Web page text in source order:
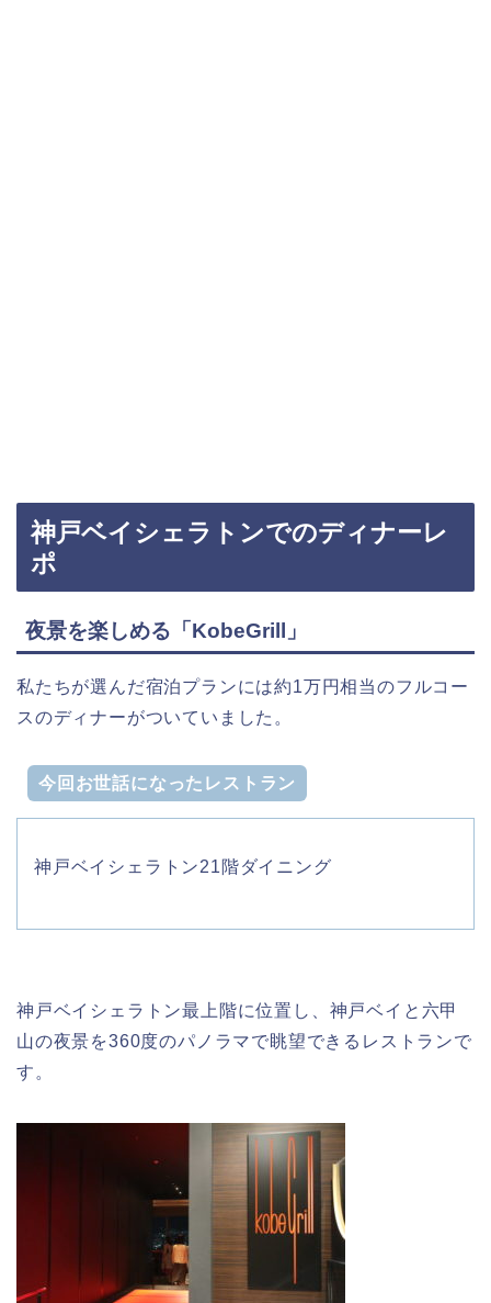
神戸ベイシェラトンでのディナーレ
ポ
夜景を楽しめる「KobeGrill」
私たちが選んだ宿泊プランには約1万円相当のフルコー
スのディナーがついていました。
今回お世話になったレストラン
神戸ベイシェラトン21階ダイニング
神戸ベイシェラトン最上階に位置し、神戸ベイと六甲
山の夜景を360度のパノラマで眺望できるレストランで
す。